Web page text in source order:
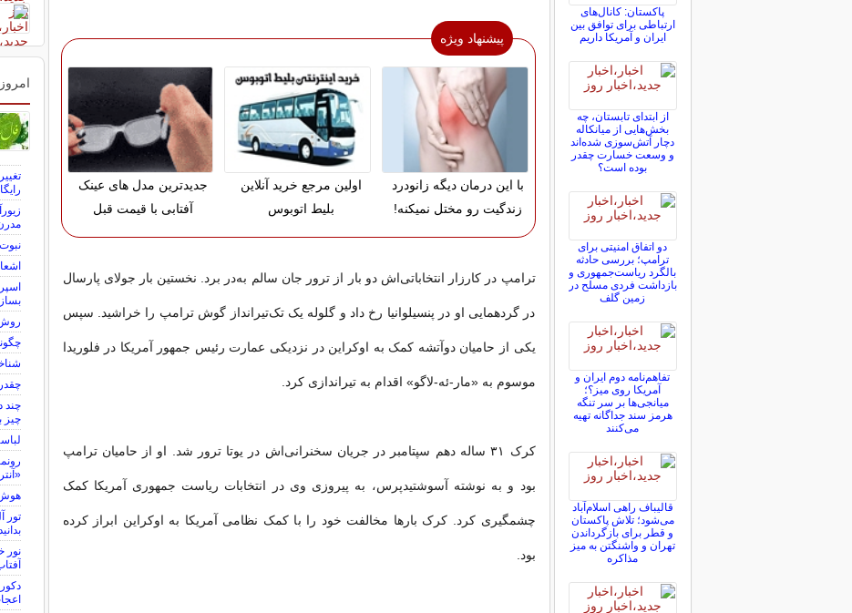
پیشنهاد ویژه
با این درمان دیگه زانودرد
زندگیت رو مختل نمیکنه!
اولین مرجع خرید آنلاین
بلیط اتوبوس
جدیدترین مدل های عینک
آفتابی با قیمت قبل
ترامپ در کارزار انتخاباتی‌اش دو بار از ترور جان سالم به‌در برد. نخستین بار جولای پارسال
در گردهمایی او در پنسیلوانیا رخ داد و گلوله یک تک‌تیرانداز گوش ترامپ را خراشید. سپس
یکی از حامیان دوآتشه کمک به اوکراین در نزدیکی عمارت رئیس جمهور آمریکا در فلوریدا
موسوم به «مار-ئه-لاگو» اقدام به تیراندازی کرد.
کرک ۳۱ ساله دهم سپتامبر در جریان سخنرانی‌اش در یوتا ترور شد. او از حامیان ترامپ
بود و به نوشته آسوشتیدپرس، به پیروزی وی در انتخابات ریاست جمهوری آمریکا کمک
چشمگیری کرد. کرک بارها مخالفت خود را با کمک نظامی آمریکا به اوکراین ابراز کرده
بود.
پاکستان: کانال‌های
ارتباطی برای توافق بین
ایران و آمریکا داریم
از ابتدای تابستان، چه
بخش‌هایی از میانکاله
دچار آتش‌سوزی شده‌اند
و وسعت خسارت چقدر
بوده است؟
دو اتفاق امنیتی برای
ترامپ؛ بررسی حادثه
بالگرد ریاست‌جمهوری و
بازداشت فردی مسلح در
زمین گلف
تفاهم‌نامه دوم ایران و
آمریکا روی میز؟؛
میانجی‌ها بر سر تنگه
هرمز سند جداگانه تهیه
می‌کنند
قالیباف راهی اسلام‌آباد
می‌شود؛ تلاش پاکستان
و قطر برای بازگرداندن
تهران و واشنگتن به میز
مذاکره
امروز
چند
چیز
لباس‎های نو و تمیز هم می‌توانند بیماری‌زا باشند!
هوش
تور
نور